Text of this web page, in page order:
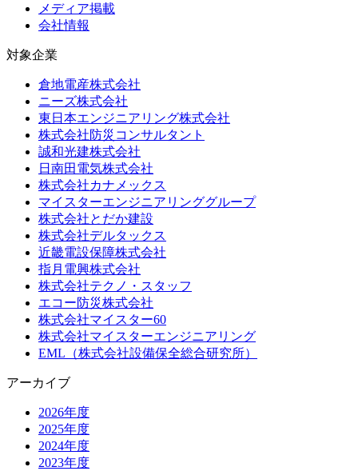
メディア掲載
会社情報
対象企業
倉地電産株式会社
ニーズ株式会社
東日本エンジニアリング株式会社
株式会社防災コンサルタント
誠和光建株式会社
日南田電気株式会社
株式会社カナメックス
マイスターエンジニアリンググループ
株式会社とだか建設
株式会社デルタックス
近畿電設保障株式会社
指月電興株式会社
株式会社テクノ・スタッフ
エコー防災株式会社
株式会社マイスター60
株式会社マイスターエンジニアリング
EML（株式会社設備保全総合研究所）
アーカイブ
2026年度
2025年度
2024年度
2023年度